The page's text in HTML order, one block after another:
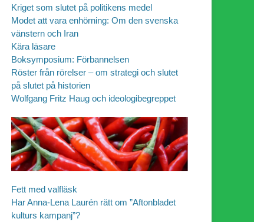
Kriget som slutet på politikens medel
Modet att vara enhörning: Om den svenska
vänstern och Iran
Kära läsare
Boksymposium: Förbannelsen
Röster från rörelser – om strategi och slutet
på slutet på historien
Wolfgang Fritz Haug och ideologibegreppet
Fett med valfläsk
Har Anna-Lena Laurén rätt om ”Aftonbladet
kulturs kampanj”?